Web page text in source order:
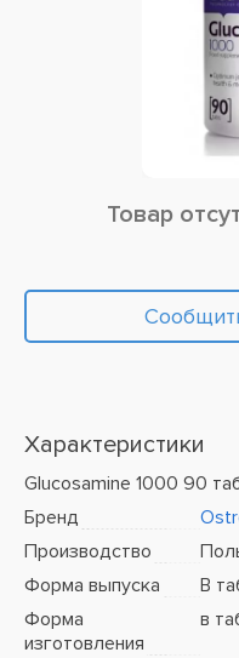
Товар
Характеристики
Glucosamine 1000 90
Бренд
Производство
Форма выпуска
В
Форма
изготовления
в